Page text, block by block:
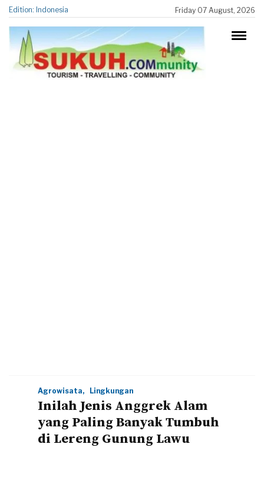
Edition: Indonesia Friday 07 August, 2026
Agrowisata, Lingkungan
Inilah Jenis Anggrek Alam
yang Paling Banyak Tumbuh
di Lereng Gunung Lawu